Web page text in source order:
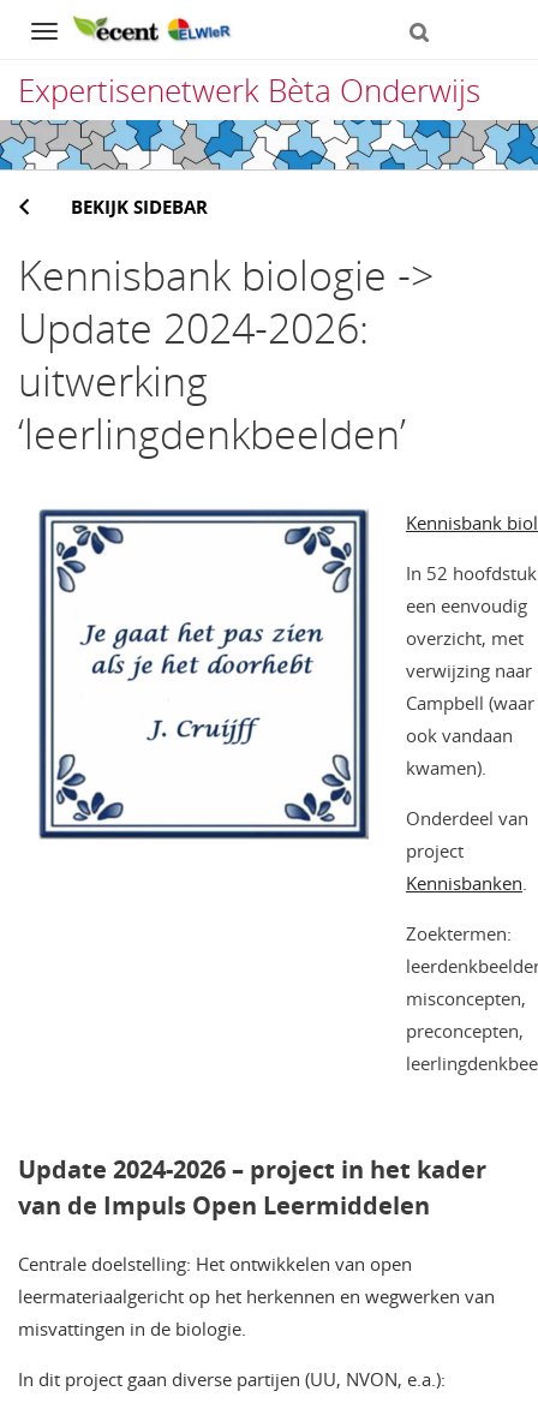
Navigation
Expertisenetwerk Bèta Onderwijs
Direct
naar
het
inhoud
BEKIJK SIDEBAR
Kennisbank biologie ->
Update 2024-2026:
uitwerking
‘leerlingdenkbeelden’
Kennisbank
In 52
een eenvoudig
overzicht, met
verwijzing naar
Campbell (waar
ook vandaan
kwamen).
Onderdeel van
project
Kennisbanken.
Zoektermen:
misconcepten,
preconcepten,
Update 2024-2026 – project in het kader
van de Impuls Open Leermiddelen
Centrale doelstelling: Het ontwikkelen van open
leermateriaalgericht op het herkennen en wegwerken van
misvattingen in de biologie.
In dit project gaan diverse partijen (UU, NVON, e.a.):